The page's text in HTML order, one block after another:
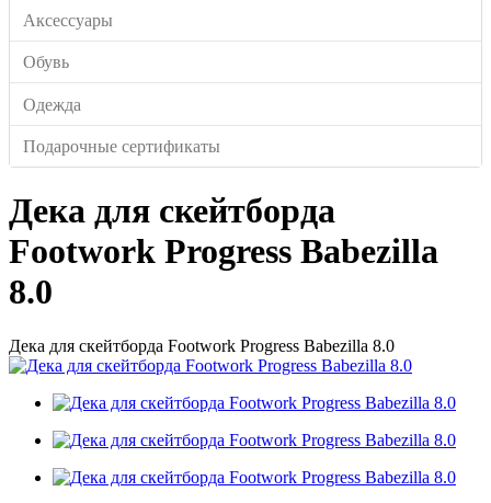
Аксессуары
Обувь
Одежда
Подарочные сертификаты
Дека для скейтборда
Footwork Progress Babezilla
8.0
Дека для скейтборда Footwork Progress Babezilla 8.0